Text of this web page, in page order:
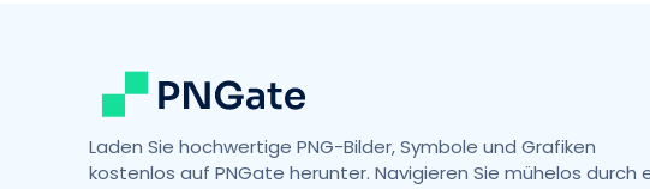
Laden Sie hochwertige PNG-Bilder, Symbole und Grafiken
kostenlos auf PNGate herunter. Navigieren Sie mühelos durch